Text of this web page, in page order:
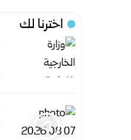
اخترنا لك